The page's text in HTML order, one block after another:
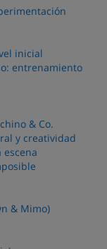
inicial
entrenamiento
& Co.
y creatividad
& Mimo)